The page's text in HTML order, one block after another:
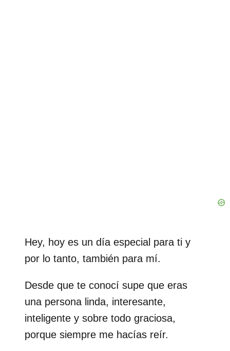
Hey, hoy es un día especial para ti y
por lo tanto, también para mí.
Desde que te conocí supe que eras
una persona linda, interesante,
inteligente y sobre todo graciosa,
porque siempre me hacías reír.